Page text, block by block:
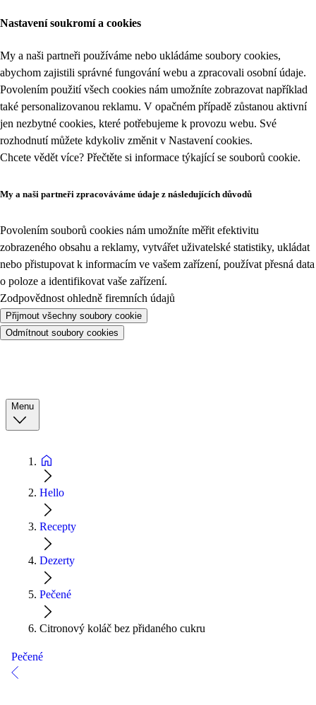
Nastavení soukromí a cookies
My a naši partneři používáme nebo ukládáme soubory cookies,
abychom zajistili správné fungování webu a zpracovali osobní údaje.
Povolením použití všech cookies nám umožníte zobrazovat například
také personalizovanou reklamu. V opačném případě zůstanou aktivní
jen nezbytné cookies, které potřebujeme k provozu webu. Své
rozhodnutí můžete kdykoliv změnit v Nastavení cookies.
Chcete vědět více? Přečtěte si informace týkající se souborů cookie.
My a naši partneři zpracováváme údaje z následujících důvodů
Povolením souborů cookies nám umožníte měřit efektivitu
zobrazeného obsahu a reklamy, vytvářet uživatelské statistiky, ukládat
nebo přistupovat k informacím ve vašem zařízení, používat přesná data
o poloze a identifikovat vaše zařízení.
Zodpovědnost ohledně firemních údajů
Přijmout všechny soubory cookie
Odmítnout soubory cookies
Menu
Hello
Recepty
Dezerty
Pečené
Citronový koláč bez přidaného cukru
Pečené